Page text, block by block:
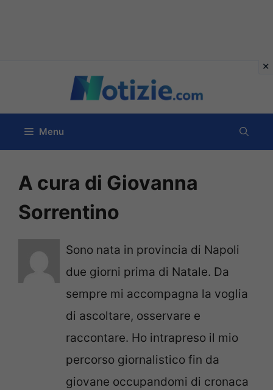
contenuto
Menu
A cura di Giovanna
Sorrentino
Sono nata in provincia di Napoli
due giorni prima di Natale. Da
sempre mi accompagna la voglia
di ascoltare, osservare e
raccontare. Ho intrapreso il mio
percorso giornalistico fin da
giovane occupandomi di cronaca